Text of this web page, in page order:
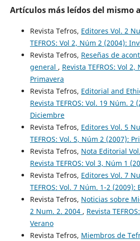
Artículos más leídos del mismo
Revista Tefros, Editores Vol. 2
TEFROS: Vol 2, Núm 2 (2004):
Revista Tefros, Reseñas de
general , Revista TEFROS: Vol
Primavera
Revista Tefros, Editorial and
Revista TEFROS: Vol. 19 Núm. 2
Diciembre
Revista Tefros, Editores Vol. 5
TEFROS: Vol. 5, Núm 2 (2007):
Revista Tefros, Nota Editorial
Revista TEFROS: Vol 3, Núm 1
Revista Tefros, Editores Vol. 7
TEFROS: Vol. 7 Núm. 1-2
Revista Tefros, Noticias sobre
2 Num. 2. 2004 , Revista
Verano
Revista Tefros, Miembros de